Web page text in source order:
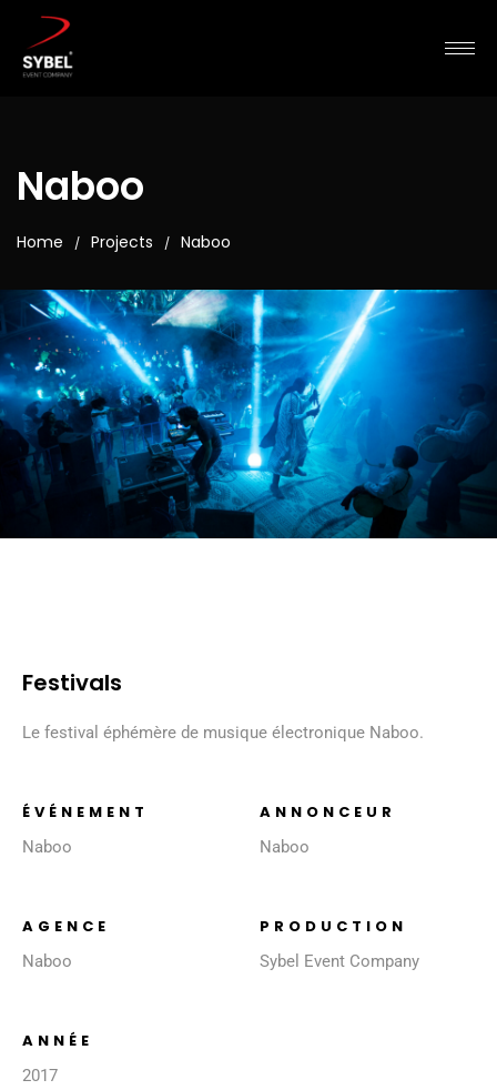
Naboo
Home / Projects / Naboo
Festivals
Le festival éphémère de musique électronique Naboo.
ÉVÉNEMENT
Naboo
ANNONCEUR
Naboo
AGENCE
Naboo
PRODUCTION
Sybel Event Company
ANNÉE
2017